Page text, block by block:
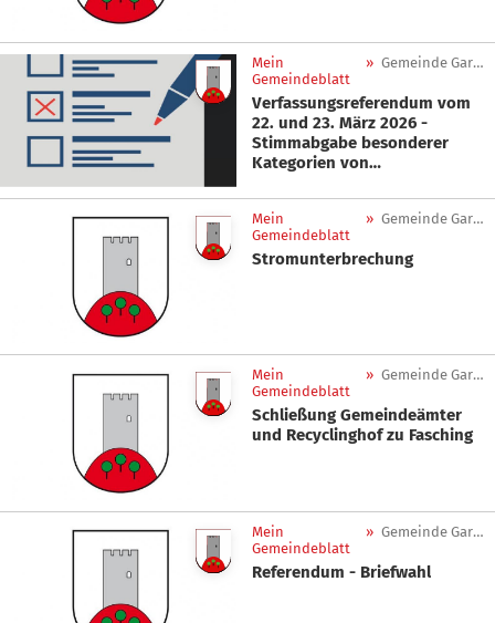
Mein
Gemeindeblatt
» Gemeinde Gargazon
Verfassungsreferendum vom
22. und 23. März 2026 -
Stimmabgabe besonderer
Kategorien von
Mein
Gemeindeblatt
» Gemeinde Gargazon
Stromunterbrechung
Mein
Gemeindeblatt
» Gemeinde Gargazon
Schließung Gemeindeämter
und Recyclinghof zu Fasching
Mein
Gemeindeblatt
» Gemeinde Gargazon
Referendum - Briefwahl